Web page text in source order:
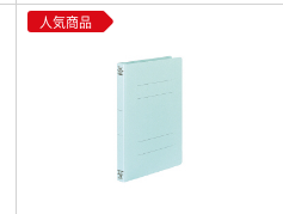
人気商品